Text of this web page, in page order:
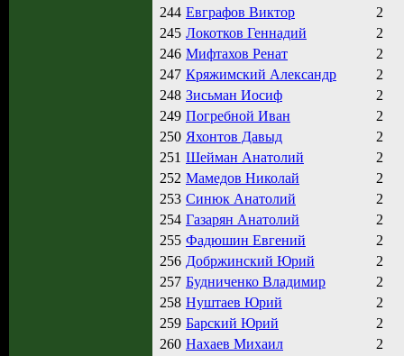
244 Евграфов Виктор
2
245 Локотков Геннадий
2
246 Мифтахов Ренат
2
247 Кряжимский Александр
2
248 Зисьман Иосиф
2
249 Погребной Иван
2
250 Яхонтов Давыд
2
251 Шейман Анатолий
2
252 Мамедов Николай
2
253 Синюк Анатолий
2
254 Газарян Анатолий
2
255 Фадюшин Евгений
2
256 Добржинский Юрий
2
257 Будниченко Владимир
2
258 Нуштаев Юрий
2
259 Барский Юрий
2
260 Нахаев Михаил 2